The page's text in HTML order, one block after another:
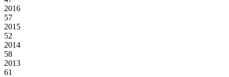
2016
57
2015
52
2014
58
2013
61